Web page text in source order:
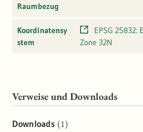
Raumbezug
Koordinatensy
stem
EPSG 25832:
Zone 32N
Verweise und Downloads
Downloads (1)